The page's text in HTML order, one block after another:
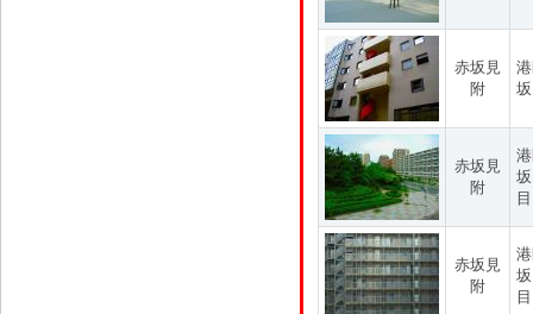
赤坂見
附
赤坂見
附
目
赤坂見
附
目